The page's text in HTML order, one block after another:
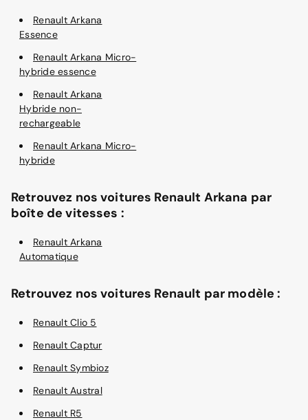
Renault Arkana
Essence
Renault Arkana Micro-
hybride essence
Renault Arkana
Hybride non-
rechargeable
Renault Arkana Micro-
hybride
Retrouvez nos voitures Renault Arkana par
boîte de vitesses :
Renault Arkana
Automatique
Retrouvez nos voitures Renault par modèle :
Renault Clio 5
Renault Captur
Renault Symbioz
Renault Austral
Renault R5